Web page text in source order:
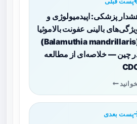
پزشکی: اپیدمیولوژی و
بالینی عفونت بالاموثیا
(Balamuthia mandrillaris)
چین — خلاصه‌ای از مطالعه
پست بعدی